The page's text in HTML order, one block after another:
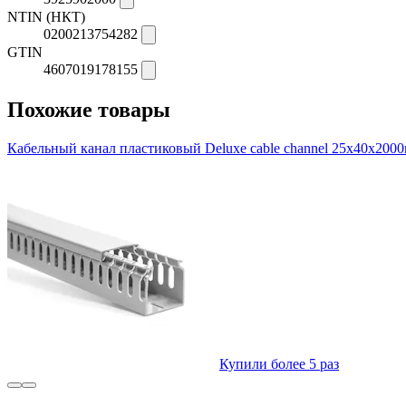
NTIN (НКТ)
0200213754282
GTIN
4607019178155
Похожие товары
Кабельный канал пластиковый Deluxe cable channel
Купили более 5 раз